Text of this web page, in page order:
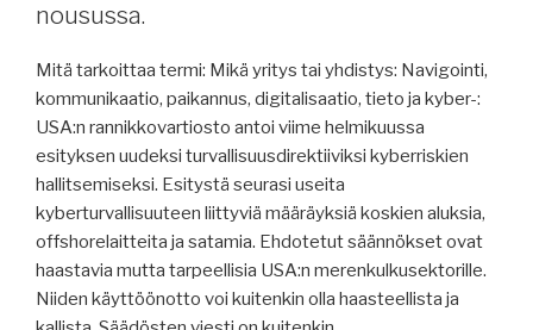
päätteet,
pakotteita,
painolastivedenkäsittelyjärjestelmät,
kaapelikatkos,
konttien
kokonaispainojärjestelmä,
vuoden
hurrikaanit.”
nousussa.
Mitä tarkoittaa termi: Mikä yritys tai yhdistys: Navigointi,
kommunikaatio, paikannus, digitalisaatio, tieto ja kyber-:
USA:n rannikkovartiosto antoi viime helmikuussa
esityksen uudeksi turvallisuusdirektiiviksi kyberriskien
hallitsemiseksi. Esitystä seurasi useita
kyberturvallisuuteen liittyviä määräyksiä koskien aluksia,
offshorelaitteita ja satamia. Ehdotetut säännökset ovat
haastavia mutta tarpeellisia USA:n merenkulkusektorille.
Niiden käyttöönotto voi kuitenkin olla haasteellista ja